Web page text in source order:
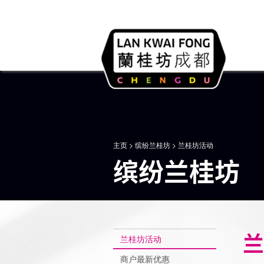
主页 > 缤纷兰桂坊 > 兰桂坊活动
缤纷兰桂坊
兰桂坊活动
商户最新优惠